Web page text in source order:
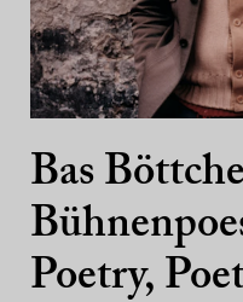
Bas
Poetry,